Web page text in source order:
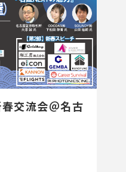
交流会＠名古